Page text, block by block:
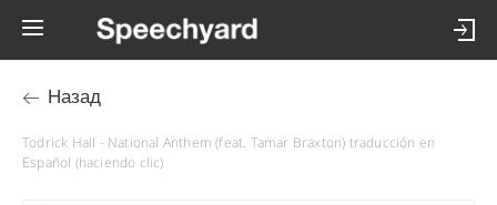
Назад
Todrick Hall - National Anthem (feat. Tamar Braxton) traducción en
Español (haciendo clic)